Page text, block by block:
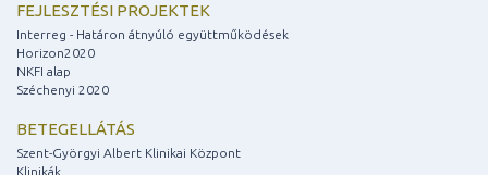
FEJLESZTÉSI PROJEKTEK
Interreg - Határon átnyúló együttműködések
Horizon2020
NKFI alap
Széchenyi 2020
BETEGELLÁTÁS
Szent-Györgyi Albert Klinikai Központ
Klinikák